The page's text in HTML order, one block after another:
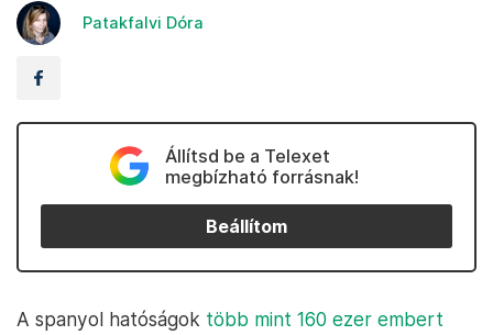
Patakfalvi Dóra
Állítsd be a Telexet
megbízható forrásnak!
Beállítom
A spanyol hatóságok több mint 160 ezer embert